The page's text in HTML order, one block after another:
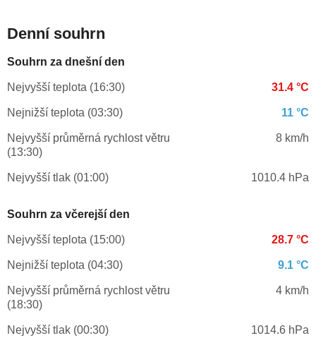
Denní souhrn
Souhrn za dnešní den
Nejvyšší teplota (16:30) 31.4 °C
Nejnižší teplota (03:30) 11 °C
Nejvyšší průměrná rychlost větru
(13:30)
8 km/h
Nejvyšší tlak (01:00) 1010.4 hPa
Souhrn za včerejší den
Nejvyšší teplota (15:00) 28.7 °C
Nejnižší teplota (04:30) 9.1 °C
Nejvyšší průměrná rychlost větru
(18:30)
4 km/h
Nejvyšší tlak (00:30) 1014.6 hPa